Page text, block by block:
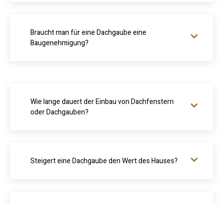
Braucht man für eine Dachgaube eine
Baugenehmigung?
Wie lange dauert der Einbau von Dachfenstern
oder Dachgauben?
Steigert eine Dachgaube den Wert des Hauses?